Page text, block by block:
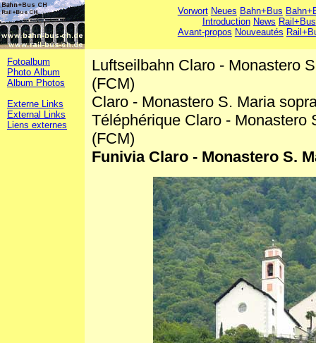
Vorwort Neues Bahn+Bus
Introduction News Rail+Bus
Avant-propos Nouveautés
Fotoalbum
Photo Album
Album Photos
Externe Links
External Links
Liens externes
Luftseilbahn Claro - Monastero
(FCM)
Claro - Monastero S. Maria
Téléphérique Claro - Monastero
(FCM)
Funivia Claro - Monastero S.